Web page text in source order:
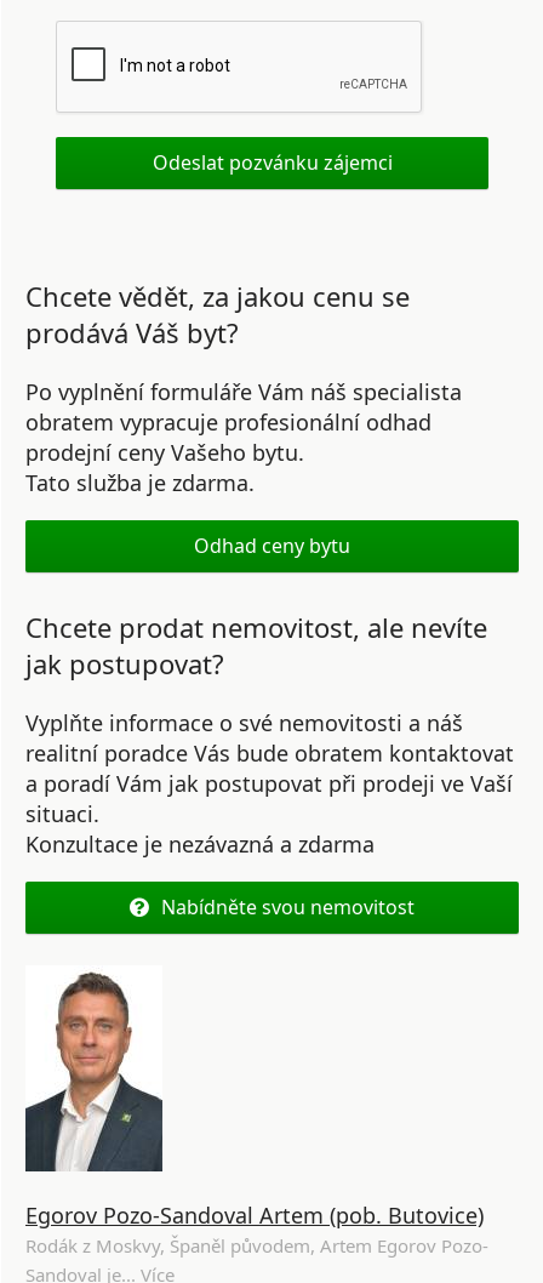
Chcete vědět, za jakou cenu se
prodává Váš byt?
Po vyplnění formuláře Vám náš specialista
obratem vypracuje profesionální odhad
prodejní ceny Vašeho bytu.
Tato služba je zdarma.
Odhad ceny bytu
Chcete prodat nemovitost, ale nevíte
jak postupovat?
Vyplňte informace o své nemovitosti a náš
realitní poradce Vás bude obratem kontaktovat
a poradí Vám jak postupovat při prodeji ve Vaší
situaci.
Konzultace je nezávazná a zdarma
Nabídněte svou nemovitost
Egorov Pozo-Sandoval Artem (pob. Butovice)
Rodák z Moskvy, Španěl původem, Artem Egorov Pozo-
Sandoval je... Více